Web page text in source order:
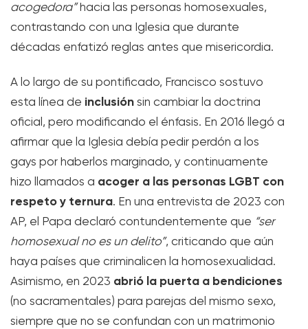
acogedora”hacia las personas homosexuales,
contrastando con una Iglesia que durante
décadas enfatizó reglas antes que misericordia.
A lo largo de su pontificado, Francisco sostuvo
esta línea de inclusión sin cambiar la doctrina
oficial, pero modificando el énfasis. En 2016 llegó a
afirmar que la Iglesia debía pedir perdón a los
gays por haberlos marginado, y continuamente
hizo llamados a acoger a las personas LGBT con
respeto y ternura. En una entrevista de 2023 con
AP, el Papa declaró contundentemente que “ser
homosexual no es un delito”, criticando que aún
haya países que criminalicen la homosexualidad.
Asimismo, en 2023 abrió la puerta a bendiciones
(no sacramentales) para parejas del mismo sexo,
siempre que no se confundan con un matrimonio